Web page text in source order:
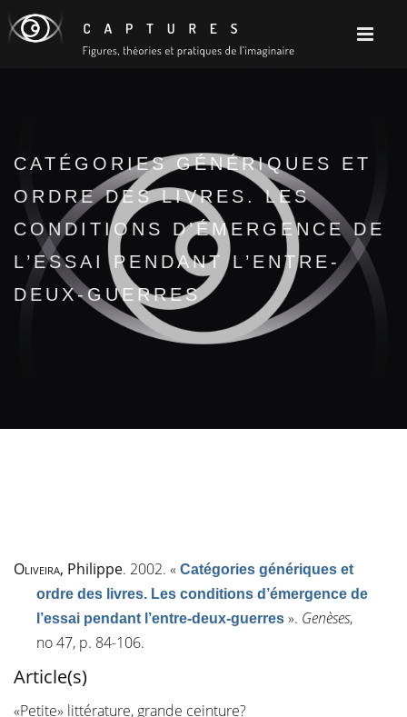
CATÉGORIES GÉNÉRIQUES ET
ORDRE DES LIVRES. LES
CONDITIONS D’ÉMERGENCE DE
L’ESSAI PENDANT L’ENTRE-
DEUX-GUERRES
Oliveira, Philippe. 2002. « Catégories génériques et
ordre des livres. Les conditions d’émergence de
l’essai pendant l’entre-deux-guerres ». Genèses,
no47, p. 84-106.
Article(s)
«Petite» littérature, grande ceinture?